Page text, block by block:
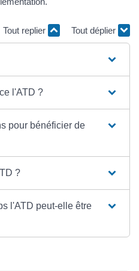
Tout replier Tout déplier
l'ATD ?
pour bénéficier de
?
l'ATD peut-elle être